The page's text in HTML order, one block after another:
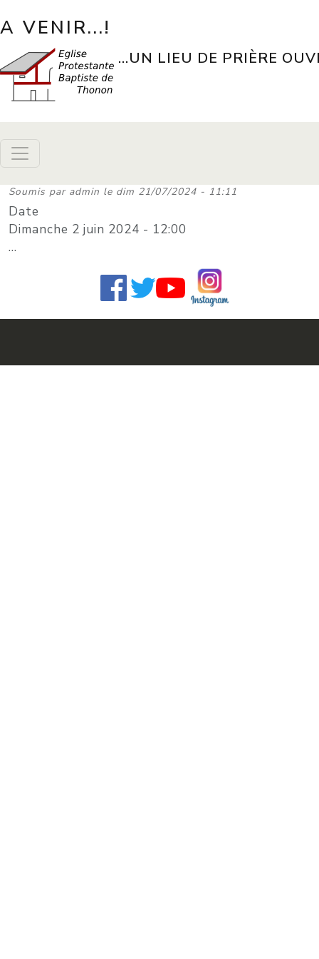
A VENIR...!
...UN LIEU DE PRIÈRE
Soumis par admin le dim 21/07/2024 - 11:11
Date
Dimanche 2 juin 2024 - 12:00
...